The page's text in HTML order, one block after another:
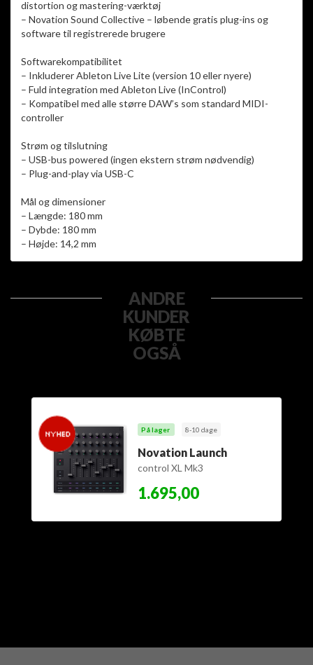
distortion og mastering-værktøj
– Novation Sound Collective – løbende gratis plug-ins og
software til registrerede brugere
Softwarekompatibilitet
– Inkluderer Ableton Live Lite (version 10 eller nyere)
– Fuld integration med Ableton Live (InControl)
– Kompatibel med alle større DAW’s som standard MIDI-
controller
Strøm og tilslutning
– USB-bus powered (ingen ekstern strøm nødvendig)
– Plug-and-play via USB-C
Mål og dimensioner
– Længde: 180 mm
– Dybde: 180 mm
– Højde: 14,2 mm
ANDRE
KUNDER
KØBTE
OGSÅ
På lager 8-10 dage
Novation Launch
control XL Mk3
1.695,00